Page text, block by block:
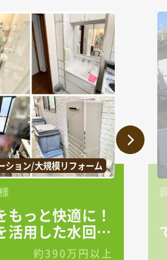
ション/大規模リフォーム
もっと快適に！
活用した水回り
約390万円以上